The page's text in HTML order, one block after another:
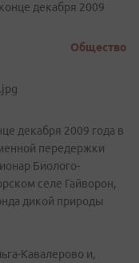
декабря 2009
Общество
декабря 2009 года в
передержки
Биолого-
селе Гайворон,
дикой природы
Кавалерово и,